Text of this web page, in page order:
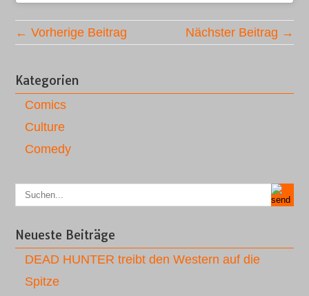
← Vorherige Beitrag Nächster Beitrag →
Kategorien
Comics
Culture
Comedy
Neueste Beiträge
DEAD HUNTER treibt den Western auf die
Spitze